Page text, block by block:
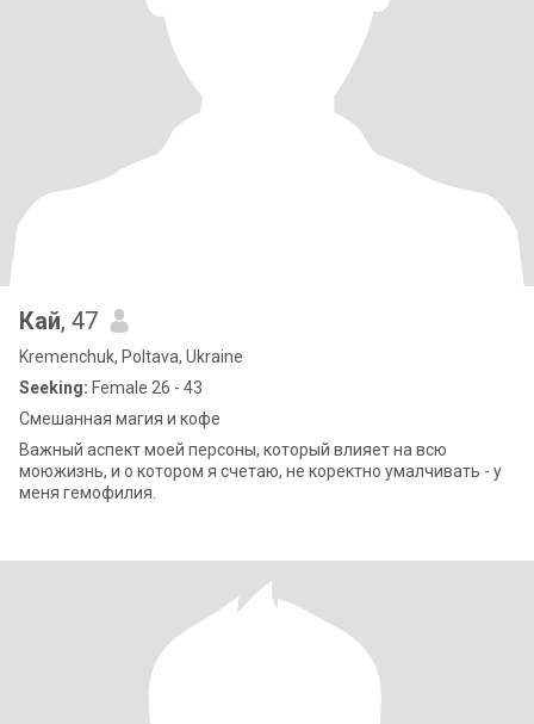
Кай, 47
Kremenchuk, Poltava, Ukraine
Seeking: Female 26 - 43
Смешанная магия и кофе
Важный аспект моей персоны, который влияет на всю
моюжизнь, и о котором я счетаю, не коректно умалчивать - у
меня гемофилия.